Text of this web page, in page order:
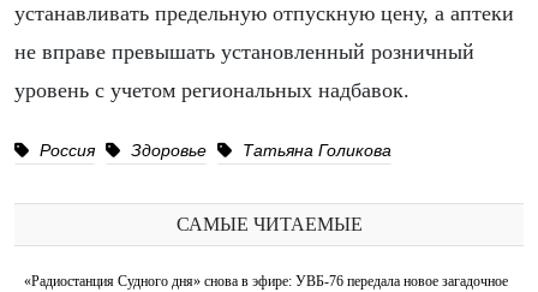
устанавливать предельную отпускную цену, а аптеки
не вправе превышать установленный розничный
уровень с учетом региональных надбавок.
Россия Здоровье Татьяна Голикова
САМЫЕ ЧИТАЕМЫЕ
«Радиостанция Судного дня» снова в эфире: УВБ-76 передала новое загадочное